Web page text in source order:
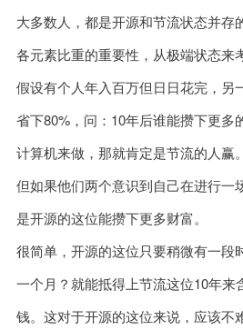
大多数人，都是开源和节流状态并存
各元素比重的重要性，从极端状态来
假设有个人年入百万但日日花完，另
省下80%，问：10年后谁能攒下更多
计算机来做，那就肯定是节流的人赢。
但如果他们两个意识到自己在进行一
是开源的这位能攒下更多财富。
很简单，开源的这位只要稍微有一段
一个月？就能抵得上节流这位10年来
钱。这对于开源的这位来说，应该不